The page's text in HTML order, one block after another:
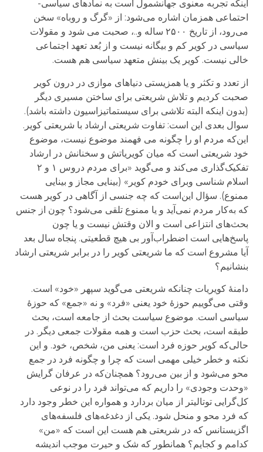
اینکه تجربه معنوی جهانشمول است به نمادهای سیاسی-
احتماعی همزمان اشاره می‌شود: از «گرگ و روباه» سخن
می‌رود، از تاریخ ۲۵۰۰ ساله و..، صحبت می شود و مقولات
سیاسی در کویر کم و بیگانه نیست و از بُعد تعهد اجتماعی
خالی نیست. کویر یک بینش متعهد سیاسی هم هست.
از تعدد و تکثر و یا همزیستی دنیاهای موازی در درون کویر
صحبت کردیم و تلاش شریعتی برای ساختن مسیری دیگر
(بدون اینکه البته تلاشی برای سیستماتیزاسیون داشته باشد).
سوال بعدی این است: تفاوت شریعتی ارشاد با شریعتی کویر.
این‌که مردم او را چگونه می فهمند موضوع نیست، موضوع
خود شریعتی است که میان کویریاتش و سخنانش در ارشاد
تفکیک‌گذاری می‌کند و می‌گوید «برای مردم دروس ۱ و ۲
اسلام شناسی وبرای خودم کویر» (بینایی مجاز و بینایی
ممنوع). سؤال این‌است که چه جنسی از آگاهی در کویر هست
که به‌کار مردم نمی‌آید و یا ممنوع تلقی می‌شود؟ چون از جنس
بحث‌های انتزاعی است و الان وقتش نیست و یا چون
پاسخ‌هایی است اضطراب‌آور بی هیچ قطعیتی. پنجاه سال بعد
آیا مشروع است که ما شریعتی کویر را در برابر شریعتی ارشاد
بنشانیم؟
دامنهٔ کویریات چنانکه شریعتی می‌گوید سپهر «خود» است.
وقتی می‌گوییم حوزهٔ خود یعنی «فرد» و نه «جمع» که حوزهٔ
سیاسی است. موضوع سیاست بحث از جامعه است، بحث
طبقه است، بحث حزب است و همه مقولات جمعی دیگر. در
حالی‌که کویر حوزه فرد است: یعنی من، شخص، خود. و این
نکته و خطر خیلی مهمی است که چرا و چگونه فرد در جمع
محو می‌شود و از بین می‌رود؟ همچنان‌که در عرفان گرایش
«وحدت وجودی» را داریم که می‌تواند فرد را در نوعی
کل‌گرایی توتالیتر از میان بر‌دارد و همواره این خطر وجود دارد
که فرد محو و منحل شود. یکی از دغدغه‌های فلسفه‌های
اگزیستانس که در شریعتی هم هست این است که «من»
کدامم و کجایم؟ همانطور که شک و حیرت موجب اندیشه